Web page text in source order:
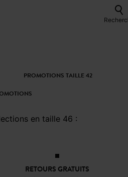
PROMOTIONS TAILLE 42
en taille 46 :
RETOURS GRATUITS